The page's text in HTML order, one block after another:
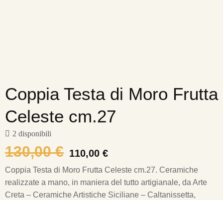
Coppia Testa di Moro Frutta
Celeste cm.27
2 disponibili
130,00€ 110,00 €
Coppia Testa di Moro Frutta Celeste cm.27. Ceramiche
realizzate a mano, in maniera del tutto artigianale, da Arte
Creta – Ceramiche Artistiche Siciliane – Caltanissetta,